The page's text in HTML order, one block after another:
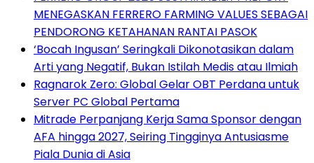
MENEGASKAN FERRERO FARMING VALUES SEBAGAI
PENDORONG KETAHANAN RANTAI PASOK
‘Bocah Ingusan’ Seringkali Dikonotasikan dalam
Arti yang Negatif, Bukan Istilah Medis atau Ilmiah
Ragnarok Zero: Global Gelar OBT Perdana untuk
Server PC Global Pertama
Mitrade Perpanjang Kerja Sama Sponsor dengan
AFA hingga 2027, Seiring Tingginya Antusiasme
Piala Dunia di Asia